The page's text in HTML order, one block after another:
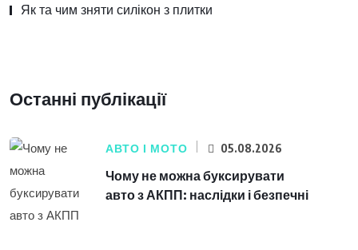
Як та чим зняти силікон з плитки
Останні публікації
АВТО І МОТО 05.08.2026
Чому не можна буксирувати
авто з АКПП: наслідки і безпечні